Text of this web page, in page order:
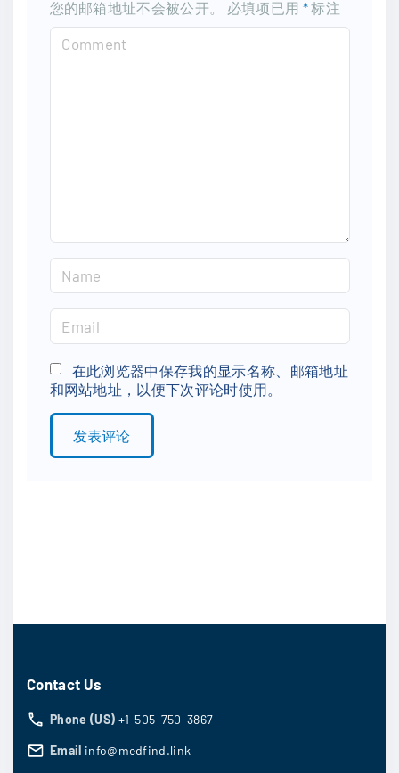
您的邮箱地址不会被公开。 必填项已用 *标注
a
e
*
m
a
i
l
在此浏览器中保存我的显示名称、邮箱地址
和网站地址，以便下次评论时使用。
Contact Us
Phone (US) +1-505-750-3867
Email info@medfind.link